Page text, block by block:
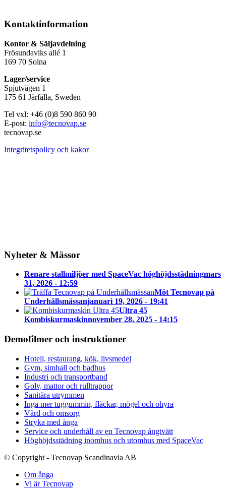
Kontaktinformation
Kontor & Säljavdelning
Frösundaviks allé 1
169 70 Solna
Lager/service
Spjutvägen 1
175 61 Järfälla, Sweden
Tel vxl: +46 (0)8 590 860 90
E-post: info@tecnovap.se
tecnovap.se
Integritetspolicy och kakor
Nyheter & Mässor
Renare stallmiljöer med SpaceVac höghöjdsstädningmars
31, 2026 - 12:59
Möt Tecnovap på
Underhållsmässanjanuari 19, 2026 - 19:41
Ultra 45
Kombiskurmaskinnovember 28, 2025 - 14:15
Demofilmer och instruktioner
Hotell, restaurang, kök, livsmedel
Gym, simhall och badhus
Industri och transportband
Golv, mattor och rulltrappor
Sanitära utrymmen
Inga mer tuggummin, fläckar, mögel och ohyra
Vård och omsorg
Stryka med ånga
Service och underhåll av en Tecnovap ångtvätt
Höghöjdsstädning inomhus och utomhus med SpaceVac
© Copyright - Tecnovap Scandinavia AB
Om ånga
Vi är Tecnovap